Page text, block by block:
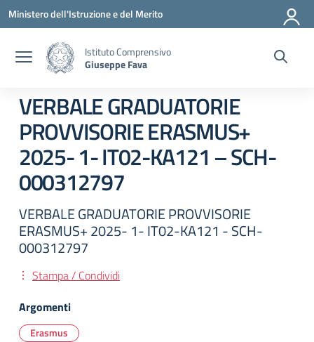
Vai ai contenuti
Vai al menu di navigazione
Vai al footer
Ministero dell'Istruzione e del Merito
Istituto Comprensivo
Giuseppe Fava
VERBALE GRADUATORIE
PROVVISORIE ERASMUS+
2025- 1- IT02-KA121 – SCH-
000312797
VERBALE GRADUATORIE PROVVISORIE
ERASMUS+ 2025- 1- IT02-KA121 - SCH-
000312797
Stampa / Condividi
Argomenti
Erasmus